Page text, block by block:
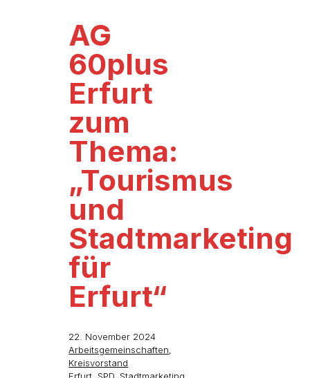
AG
60plus
Erfurt
zum
Thema:
„Tourismus
und
Stadtmarketing
für
Erfurt“
22. November 2024
Arbeitsgemeinschaften,
Kreisvorstand